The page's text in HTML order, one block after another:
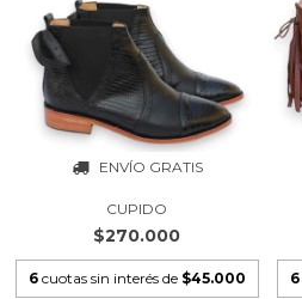
ENVÍO GRATIS
CUPIDO
$270.000
6 cuotas sin interés de $45.000 6